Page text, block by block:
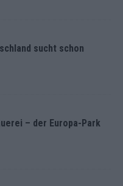
sucht schon
– der Europa-Park